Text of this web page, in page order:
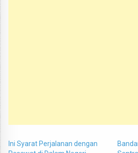
Ini Syarat Perjalanan dengan